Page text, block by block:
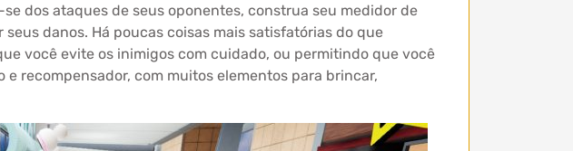
dos ataques de seus oponentes, construa seu medidor de
danos. Há poucas coisas mais satisfatórias do que
você evite os inimigos com cuidado, ou permitindo que você
recompensador, com muitos elementos para brincar,